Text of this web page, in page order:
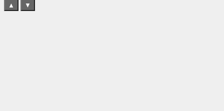
▲ ▼